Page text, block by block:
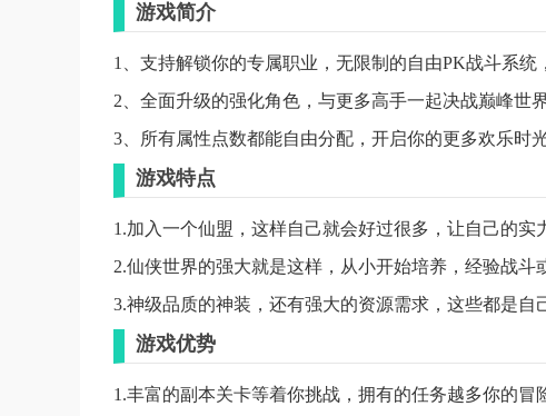
游戏简介
1、支持解锁你的专属职业，无限制的自由PK战斗系统
2、全面升级的强化角色，与更多高手一起决战巅峰世
3、所有属性点数都能自由分配，开启你的更多欢乐时
游戏特点
1.加入一个仙盟，这样自己就会好过很多，让自己的实
2.仙侠世界的强大就是这样，从小开始培养，经验战斗
3.神级品质的神装，还有强大的资源需求，这些都是自
游戏优势
1.丰富的副本关卡等着你挑战，拥有的任务越多你的冒